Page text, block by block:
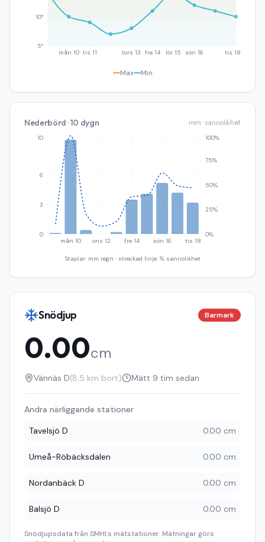
mån 10 tis 11 tors 13 fre 14 lör 15 sön 16 tis 18
5°
10°
Max Min
Nederbörd · 10 dygn mm · sannolikhet
mån 10 ons 12 fre 14 sön 16 tis 18
0
3
6
10
0%
25%
50%
75%
100%
Staplar: mm regn · streckad linje: % sannolikhet
Snödjup Barmark
0.00cm
Vännäs D(8.5 km bort) Mätt 9 tim sedan
Andra närliggande stationer
Tavelsjö D
0.00 cm
Umeå-Röbäcksdalen 0.00 cm
Nordanbäck D 0.00 cm
Balsjö D 0.00 cm
Snödjupsdata från SMHI:s mätstationer. Mätningar görs